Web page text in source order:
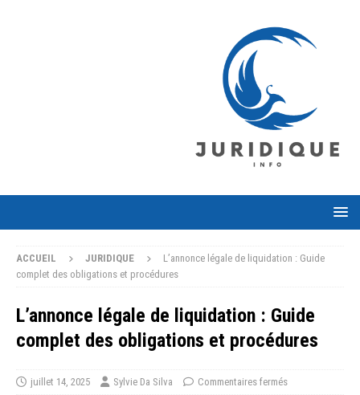
ACCUEIL JURIDIQUE
L’annonce légale de liquidation : Guide
complet des obligations et procédures
L’annonce légale de liquidation : Guide
complet des obligations et procédures
juillet 14, 2025 Sylvie Da Silva Commentaires fermés